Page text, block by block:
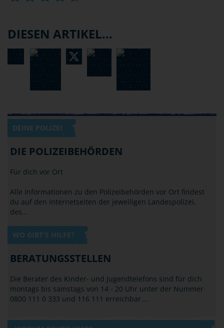
DIESEN ARTIKEL...
DEINE POLIZEI
DIE POLIZEIBEHÖRDEN
Für dich vor Ort
Alle Informationen zu den Polizeibehörden vor Ort findest
du auf den Internetseiten der jeweiligen Landespolizei,
des…
WO GIBT'S HILFE?
BERATUNGSSTELLEN
Die Berater des Kinder- und Jugendtelefons sind für dich
montags bis samstags von 14 - 20 Uhr unter der Nummer
0800 111 0 333 und 116 111 erreichbar.…